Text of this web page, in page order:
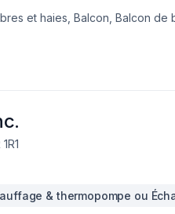
et haies, Balcon, Balcon de
Peinture, Peinture
sat
& thermopompe ou